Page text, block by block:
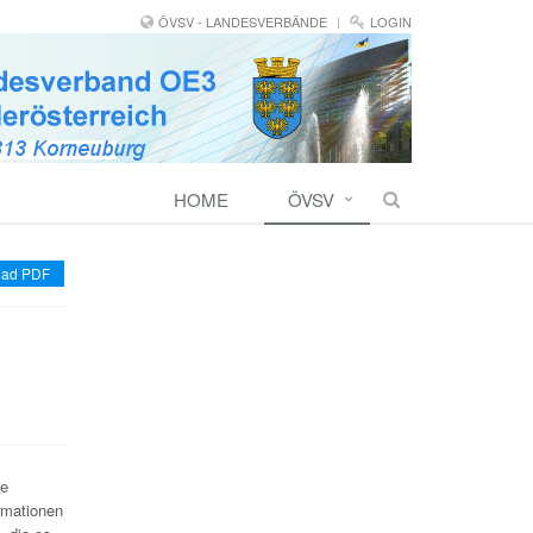
ÖVSV - LANDESVERBÄNDE LOGIN
HOME ÖVSV
PDF